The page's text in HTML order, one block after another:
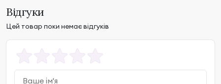
Відгуки
Цей товар поки немає відгуків